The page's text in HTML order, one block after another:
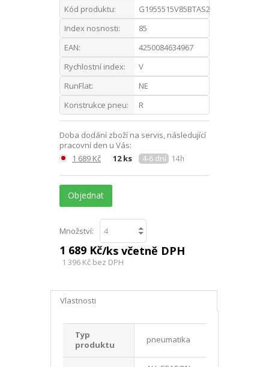
Kód produktu:
G1955515V85BTAS2
Index nosnosti:
85
EAN:
4250084634967
Rychlostní index:
V
RunFlat:
NE
Konstrukce pneu:
R
Doba dodání zboží na servis, následující
pracovní den u Vás:
1 689 Kč
12 ks 4-6 dní 14h
Objednat
Množství:
1 689 Kč/ks včetně DPH
1 396 Kč bez DPH
Vlastnosti
Typ
produktu
pneumatika